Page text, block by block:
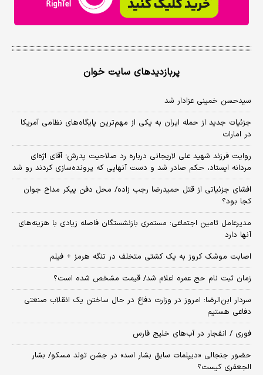
پربازدیدهای سایت خوان
سیدحسن خمینی عزادار شد
جزئیات جدید از حمله ایران به یکی از مهم‌ترین پایگاه‌های نظامی آمریکا
در امارات
روایت فرزند شهید علی لاریجانی درباره رد صلاحیت پدرش؛ آقای اژه‌ای
مردانه ایستاد، حکم صادر شد و دست آنهایی که پرونده‌سازی کردند رو شد
افشای جزئیاتی از قتل حمیدرضا رجب زاده/ محل دفن پیکر مداح جوان
کجا بود؟
مدیرعامل تامین اجتماعی: مستمری بازنشستگان فاصله زیادی با هزینه‌های
آنها دارد
اصابت موشک کروز به یک کشتی متخلف در تنگه هرمز + فیلم
زمان ثبت‌ نام حج عمره اعلام شد/ قیمت مشخص شده است؟
سردار ابن‌الرضا: امروز در وزارت دفاع در حال ساختن یک انقلاب صنعتی
دفاعی هستیم
فوری / انفجار در آب‌های خلیج فارس
حضور جنجالی «دیپلمات سابق بشار اسد» در جشن تولد مسکو/ بشار
الجعفری کیست؟